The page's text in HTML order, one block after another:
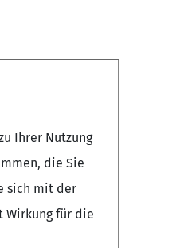
Ihrer Nutzung
die Sie
sich mit der
Wirkung für die